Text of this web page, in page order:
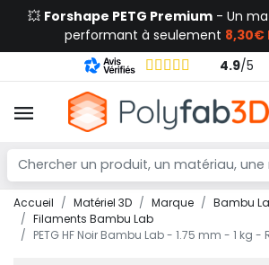
💥 Forshape PETG Premium - Un
performant à seulement 8,30€
4.9/5
Accueil Matériel 3D Marque
Bambu
Filaments Bambu Lab
PETG HF Noir Bambu Lab - 1.75 mm - 1 kg -